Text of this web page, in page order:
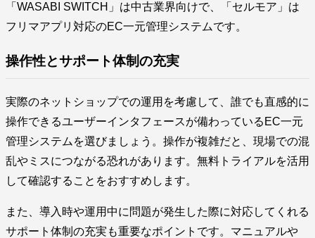
「WASABI SWITCH」は中古業界向けで、「セルモア」は
フリマアプリ対応のEC一元管理システムです。
操作性とサポート体制の充実
実際のネットショップでの運用を考慮して、誰でも直感的に
操作できるユーザーインタフェースが備わっているEC一元
管理システムを選びましょう。操作が複雑だと、現場での混
乱やミスにつながる恐れがあります。無料トライアルを活用
して確認することをおすすめします。
また、導入時や運用中に問題が発生した際に対応してくれる
サポート体制の充実も重要なポイントです。マニュアルや